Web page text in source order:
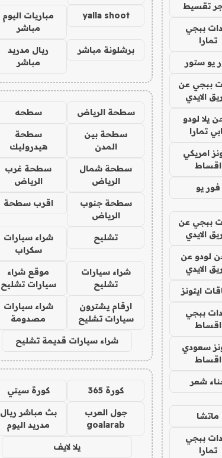
تقسيط
ببجي
تمارا
يو ستور
ببجي عن
الايدي
يلا لودو
تمارا
امريكي
اقساط
فور يو
ببجي عن
الايدي
لودو عن
الايدي
ايتونز
ببجي
اقساط
سعودي
اقساط
شعر
ماتشا
ببجي
تمارا
yalla shoot
مباريات اليوم
مباشر
برشلونة مباشر
ريال مدريد
مباشر
سطحة الرياض سطحه
سطحة بين
المدن
سطحة
هيدروليك
سطحة شمال
الرياض
سطحة غرب
الرياض
سطحة جنوب
الرياض
اقرب سطحة
تشليح
شراء سيارات
سكراب
شراء سيارات
تشليح
موقع شراء
سيارات تشليح
ارقام يشترون
سيارات تشليح
شراء سيارات
مصدومة
شراء سيارات قديمة تشليح
كورة 365 كورة سيتي
جول العرب
goalarab
بث مباشر ريال
مدريد اليوم
يلا لايف